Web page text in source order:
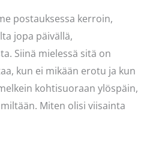
postauksessa kerroin,
jopa päivällä,
Siinä mielessä sitä on
kun ei mikään erotu ja kun
kohtisuoraan ylöspäin,
Miten olisi viisainta